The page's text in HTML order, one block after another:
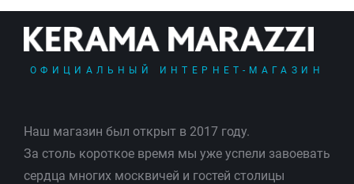
ОФИЦИАЛЬНЫЙ ИНТЕРНЕТ-МАГАЗИН
Наш магазин был открыт в 2017 году.
За столь короткое время мы уже успели завоевать
сердца многих москвичей и гостей столицы